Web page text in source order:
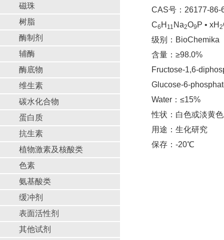
磁珠
树脂
酶制剂
辅酶
酶底物
维生素
碳水化合物
蛋白质
抗生素
植物激素及核酸类
色素
氨基酸类
缓冲剂
表面活性剂
其他试剂
CAS号：26177-86-
C6 H 11 Na2O9 P • xH 2
级别：BioChemika
含量：≥98.0%
Fructose-1,6-
Glucose-6-
Water：≤15%
性状：白色或淡黄
用途：生化研究
保存：-20℃